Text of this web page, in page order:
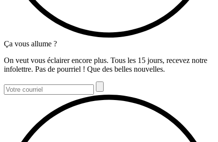
Ça vous allume ?
On veut vous éclairer encore plus. Tous les 15 jours, recevez notre
infolettre. Pas de pourriel ! Que des belles nouvelles.